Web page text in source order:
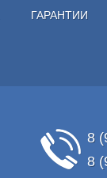
ГАРАНТИИ
8
8